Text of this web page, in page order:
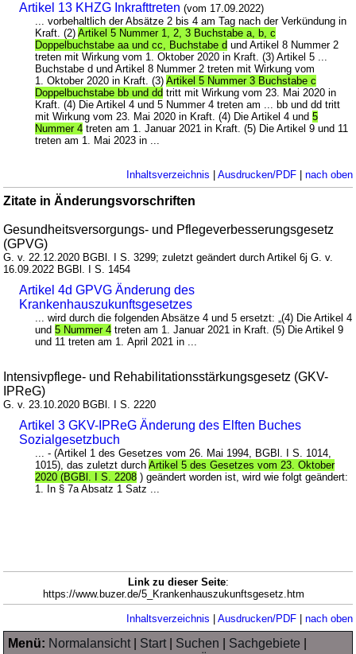
Artikel 13 KHZG Inkrafttreten (vom 17.09.2022)
... vorbehaltlich der Absätze 2 bis 4 am Tag nach der Verkündung in
Kraft. (2)Artikel 5 Nummer 1, 2, 3 Buchstabe a, b, c
Doppelbuchstabe aa und cc, Buchstabe d und Artikel 8 Nummer 2
treten mit Wirkung vom 1. Oktober 2020 in Kraft. (3) Artikel 5 ...
Buchstabe d und Artikel 8 Nummer 2 treten mit Wirkung vom
1. Oktober 2020 in Kraft. (3)Artikel 5 Nummer 3 Buchstabe c
Doppelbuchstabe bb und dd tritt mit Wirkung vom 23. Mai 2020 in
Kraft. (4) Die Artikel 4 und 5 Nummer 4 treten am ... bb und dd tritt
mit Wirkung vom 23. Mai 2020 in Kraft. (4) Die Artikel 4 und5
Nummer 4 treten am 1. Januar 2021 in Kraft. (5) Die Artikel 9 und 11
treten am 1. Mai 2023 in ...
Inhaltsverzeichnis Ausdrucken/PDF| nach oben
Zitate in Änderungsvorschriften
Gesundheitsversorgungs- und Pflegeverbesserungsgesetz
(GPVG)
G. v. 22.12.2020 BGBl. I S. 3299; zuletzt geändert durch Artikel 6j G. v.
16.09.2022 BGBl. I S. 1454
Artikel 4d GPVG Änderung des
Krankenhauszukunftsgesetzes
... wird durch die folgenden Absätze 4 und 5 ersetzt: „(4) Die Artikel 4
und5 Nummer 4 treten am 1. Januar 2021 in Kraft. (5) Die Artikel 9
und 11 treten am 1. April 2021 in ...
Intensivpflege- und Rehabilitationsstärkungsgesetz (GKV-
IPReG)
G. v. 23.10.2020 BGBl. I S. 2220
Artikel 3 GKV-IPReG Änderung des Elften Buches
Sozialgesetzbuch
... - (Artikel 1 des Gesetzes vom 26. Mai 1994, BGBl. I S. 1014,
1015), das zuletzt durchArtikel 5 des Gesetzes vom 23. Oktober
2020 (BGBl. I S. 2208 ) geändert worden ist, wird wie folgt geändert:
1. In § 7a Absatz 1 Satz ...
Link zu dieser Seite:
https://www.buzer.de/5_Krankenhauszukunftsgesetz.htm
Inhaltsverzeichnis Ausdrucken/PDF| nach oben
Menü: Normalansicht| Start| Suchen Sachgebiete